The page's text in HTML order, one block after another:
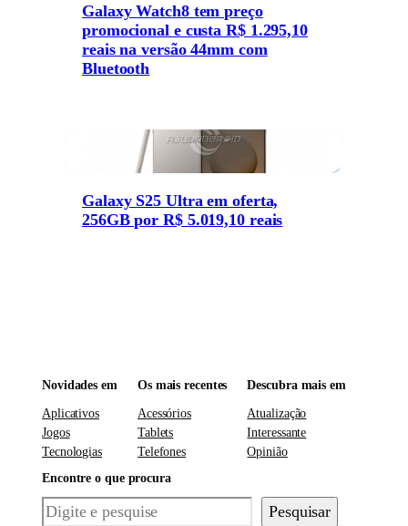
Galaxy Watch8 tem preço
promocional e custa R$ 1.295,10
reais na versão 44mm com
Bluetooth
Galaxy S25 Ultra em oferta,
256GB por R$ 5.019,10 reais
Novidades em
Aplicativos
Jogos
Tecnologias
Os mais recentes
Acessórios
Tablets
Telefones
Descubra mais em
Atualização
Interessante
Opinião
Encontre o que procura
Pesquisar Pesquisar